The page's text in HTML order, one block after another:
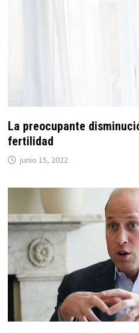
La preocupante
fertilidad
junio 15, 2022